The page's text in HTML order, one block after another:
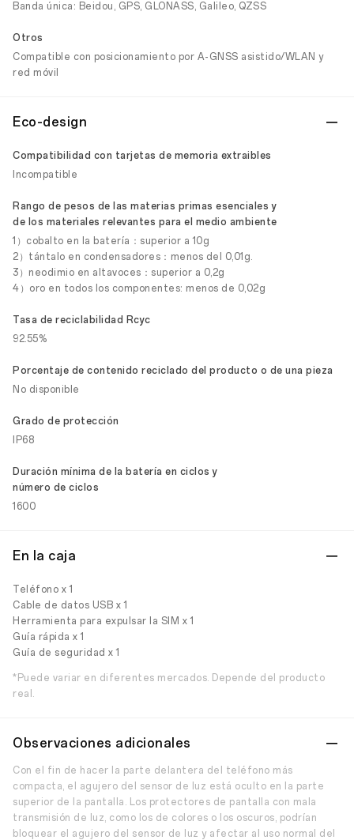
Banda única: Beidou, GPS, GLONASS, Galileo, QZSS
Otros
Compatible con posicionamiento por A-GNSS asistido/WLAN y
red móvil
Eco-design
Compatibilidad con tarjetas de memoria extraibles
Incompatible
Rango de pesos de las materias primas esenciales y
de los materiales relevantes para el medio ambiente
1）cobalto en la batería：superior a 10g
2）tántalo en condensadores：menos del 0,01g.
3）neodimio en altavoces：superior a 0,2g
4）oro en todos los componentes: menos de 0,02g
Tasa de reciclabilidad Rcyc
92.55%
Porcentaje de contenido reciclado del producto o de una pieza
No disponible
Grado de protección
IP68
Duración mínima de la batería en ciclos y
número de ciclos
1600
En la caja
Teléfono x 1
Cable de datos USB x 1
Herramienta para expulsar la SIM x 1
Guía rápida x 1
Guía de seguridad x 1
*Puede variar en diferentes mercados. Depende del producto
real.
Observaciones adicionales
Con el fin de hacer la parte delantera del teléfono más
compacta, el agujero del sensor de luz está oculto en la parte
superior de la pantalla. Los protectores de pantalla con mala
transmisión de luz, como los de colores o los oscuros, podrían
bloquear el agujero del sensor de luz y afectar al uso normal del